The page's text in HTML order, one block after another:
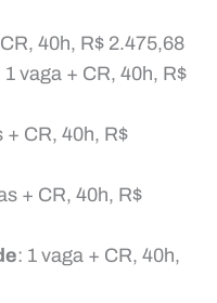
40h, R$ 2.475,68
1 vaga + CR, 40h, R$
+ CR, 40h, R$
+ CR, 40h, R$
: 1 vaga + CR, 40h,